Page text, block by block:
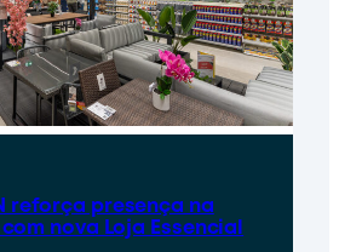
reforça presença na
nova Loja Essencial